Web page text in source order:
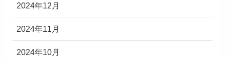
2024年12月
2024年11月
2024年10月